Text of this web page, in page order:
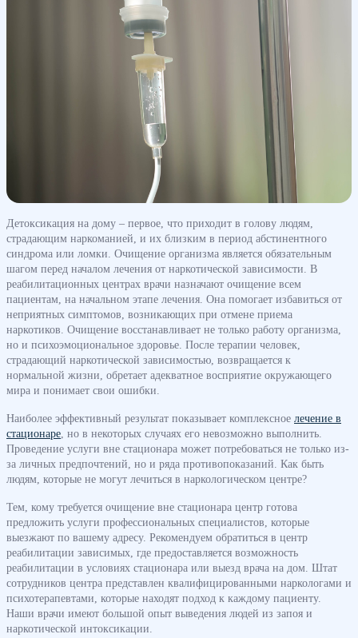
Детоксикация на дому – первое, что приходит в голову людям,
страдающим наркоманией, и их близким в период абстинентного
синдрома или ломки. Очищение организма является обязательным
шагом перед началом лечения от наркотической зависимости. В
реабилитационных центрах врачи назначают очищение всем
пациентам, на начальном этапе лечения. Она помогает избавиться от
неприятных симптомов, возникающих при отмене приема
наркотиков. Очищение восстанавливает не только работу организма,
но и психоэмоциональное здоровье. После терапии человек,
страдающий наркотической зависимостью, возвращается к
нормальной жизни, обретает адекватное восприятие окружающего
мира и понимает свои ошибки.
Наиболее эффективный результат показывает комплексное лечение в
стационаре , но в некоторых случаях его невозможно выполнить.
Проведение услуги вне стационара может потребоваться не только из-
за личных предпочтений, но и ряда противопоказаний. Как быть
людям, которые не могут лечиться в наркологическом центре?
Тем, кому требуется очищение вне стационара центр готова
предложить услуги профессиональных специалистов, которые
выезжают по вашему адресу. Рекомендуем обратиться в центр
реабилитации зависимых, где предоставляется возможность
реабилитации в условиях стационара или выезд врача на дом. Штат
сотрудников центра представлен квалифицированными наркологами и
психотерапевтами, которые находят подход к каждому пациенту.
Наши врачи имеют большой опыт выведения людей из запоя и
наркотической интоксикации.